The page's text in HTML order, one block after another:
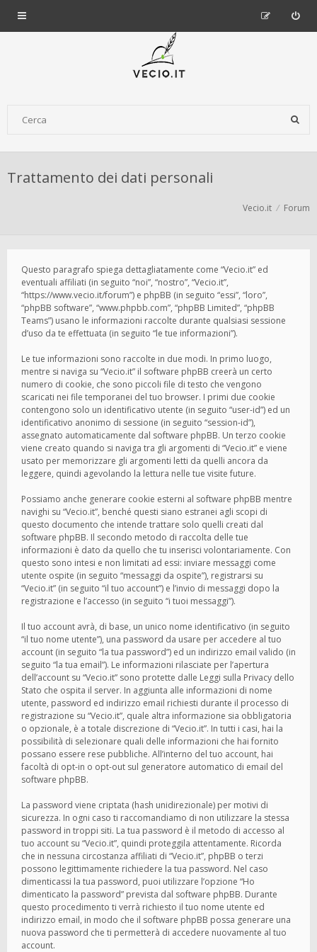
Trattamento dei dati personali
Vecio.it Forum
Questo paragrafo spiega dettagliatamente come “Vecio.it” ed
eventuali affiliati (in seguito “noi”, “nostro”, “Vecio.it”,
“https://www.vecio.it/forum”) e phpBB (in seguito “essi”, “loro”,
“phpBB software”, “www.phpbb.com”, “phpBB Limited”, “phpBB
Teams”) usano le informazioni raccolte durante qualsiasi sessione
d’uso da te effettuata (in seguito “le tue informazioni”).
Le tue informazioni sono raccolte in due modi. In primo luogo,
mentre si naviga su “Vecio.it” il software phpBB creerà un certo
numero di cookie, che sono piccoli file di testo che vengono
scaricati nei file temporanei del tuo browser. I primi due cookie
contengono solo un identificativo utente (in seguito “user-id”) ed un
identificativo anonimo di sessione (in seguito “session-id”),
assegnato automaticamente dal software phpBB. Un terzo cookie
viene creato quando si naviga tra gli argomenti di “Vecio.it” e viene
usato per memorizzare gli argomenti letti da quelli ancora da
leggere, quindi agevolando la lettura nelle tue visite future.
Possiamo anche generare cookie esterni al software phpBB mentre
navighi su “Vecio.it”, benché questi siano estranei agli scopi di
questo documento che intende trattare solo quelli creati dal
software phpBB. Il secondo metodo di raccolta delle tue
informazioni è dato da quello che tu inserisci volontariamente. Con
questo sono intesi e non limitati ad essi: inviare messaggi come
utente ospite (in seguito “messaggi da ospite”), registrarsi su
“Vecio.it” (in seguito “il tuo account”) e l’invio di messaggi dopo la
registrazione e l’accesso (in seguito “i tuoi messaggi”).
Il tuo account avrà, di base, un unico nome identificativo (in seguito
“il tuo nome utente”), una password da usare per accedere al tuo
account (in seguito “la tua password”) ed un indirizzo email valido (in
seguito “la tua email”). Le informazioni rilasciate per l’apertura
dell’account su “Vecio.it” sono protette dalle Leggi sulla Privacy dello
Stato che ospita il server. In aggiunta alle informazioni di nome
utente, password ed indirizzo email richiesti durante il processo di
registrazione su “Vecio.it”, quale altra informazione sia obbligatoria
o opzionale, è a totale discrezione di “Vecio.it”. In tutti i casi, hai la
possibilità di selezionare quali delle informazioni che hai fornito
possano essere rese pubbliche. All’interno del tuo account, hai
facoltà di opt-in o opt-out sul generatore automatico di email del
software phpBB.
La password viene criptata (hash unidirezionale) per motivi di
sicurezza. In ogni caso ti raccomandiamo di non utilizzare la stessa
password in troppi siti. La tua password è il metodo di accesso al
tuo account su “Vecio.it”, quindi proteggila attentamente. Ricorda
che in nessuna circostanza affiliati di “Vecio.it”, phpBB o terzi
possono legittimamente richiedere la tua password. Nel caso
dimenticassi la tua password, puoi utilizzare l’opzione “Ho
dimenticato la password” prevista dal software phpBB. Durante
questo procedimento ti verrà richiesto il tuo nome utente ed
indirizzo email, in modo che il software phpBB possa generare una
nuova password che ti permetterà di accedere nuovamente al tuo
account.